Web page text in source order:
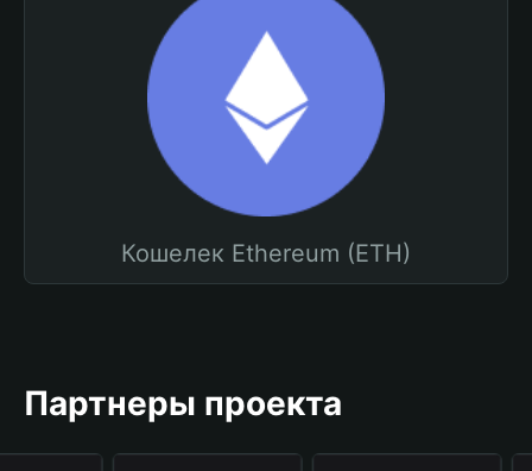
Кошелек Ethereum (ETH)
Партнеры проекта